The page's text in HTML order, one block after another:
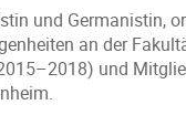
und Germanistin,
an der
und